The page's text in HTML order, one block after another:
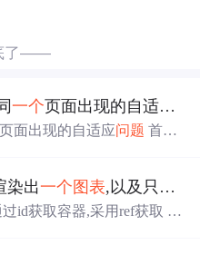
了——
一个页面出现的自适应
页面出现的自适应问题 首先
面这几行即可 注意：
代码，分别是前面四个echa
染出一个图表,以及只有最后
id获取容器,采用ref获取 m